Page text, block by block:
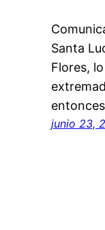
Santa
Flores,
junio 23,